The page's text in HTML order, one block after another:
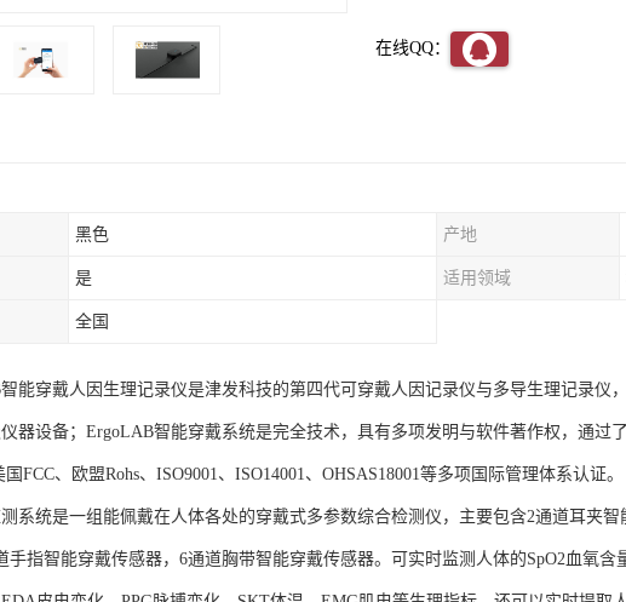
在线QQ：
黑色 产地
是 适用领域
全国
能穿戴人因生理记录仪是津发科技的第四代可穿戴人因记录仪与多导生理记录仪
器设备；ErgoLAB智能穿戴系统是完全技术，具有多项发明与软件著作权，通过
国FCC、欧盟Rohs、ISO9001、ISO14001、OHSAS18001等多项国际管理体系认证
系统是一组能佩戴在人体各处的穿戴式多参数综合检测仪，主要包含2通道耳夹
手指智能穿戴传感器，6通道胸带智能穿戴传感器。可实时监测人体的SpO2血氧含